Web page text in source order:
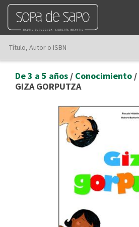
De 3 a 5 años / Conocimiento /
GIZA GORPUTZA